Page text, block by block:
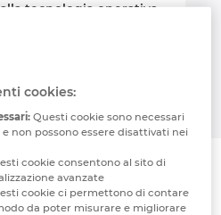
tecnologia operativa
offshore alla
idraulica.
puoi trarre vantaggio
cookies:
Questi cookie sono necessari
non possono essere disattivati ​​nei
cookie consentono al sito di
avanzate
cookie ci permettono di contare
da poter misurare e migliorare